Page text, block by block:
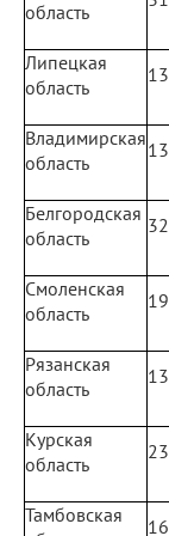
область
Липецкая
область
13
Владимирская
область
13
Белгородская
область
32
Смоленская
область
19
Рязанская
область
13
Курская
область
23
Тамбовская
16